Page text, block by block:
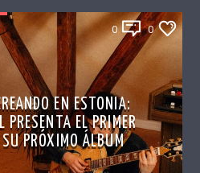
0 0
EN ESTONIA:
PRESENTA EL PRIMER
PRÓXIMO ÁLBUM